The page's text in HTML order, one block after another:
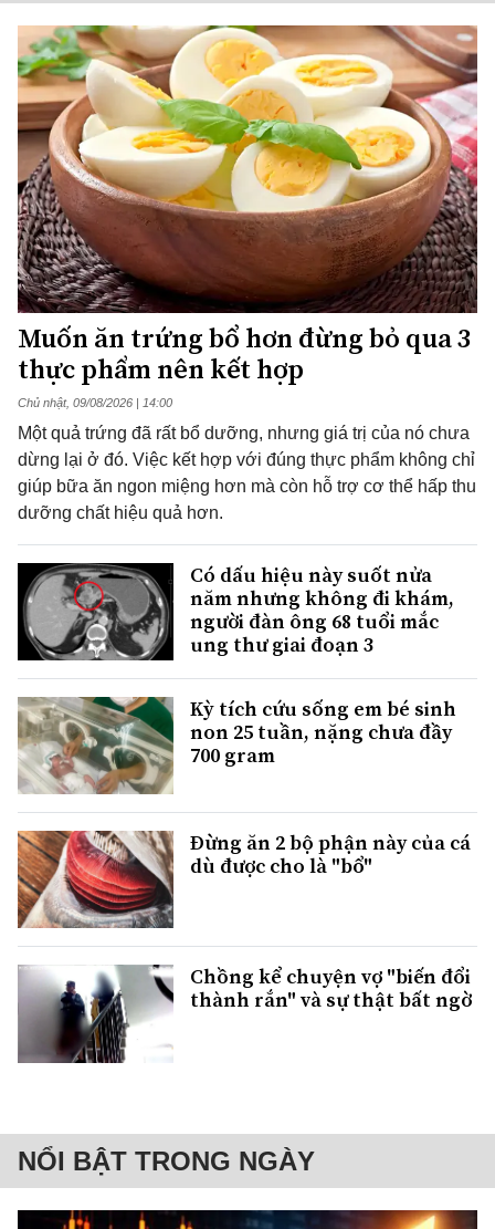
Muốn ăn trứng bổ hơn đừng bỏ qua 3
thực phẩm nên kết hợp
Chủ nhật, 09/08/2026 | 14:00
Một quả trứng đã rất bổ dưỡng, nhưng giá trị của nó chưa
dừng lại ở đó. Việc kết hợp với đúng thực phẩm không chỉ
giúp bữa ăn ngon miệng hơn mà còn hỗ trợ cơ thể hấp thu
dưỡng chất hiệu quả hơn.
Có dấu hiệu này suốt nửa
năm nhưng không đi khám,
người đàn ông 68 tuổi mắc
ung thư giai đoạn 3
Kỳ tích cứu sống em bé sinh
non 25 tuần, nặng chưa đầy
700 gram
Đừng ăn 2 bộ phận này của cá
dù được cho là "bổ"
Chồng kể chuyện vợ "biến đổi
thành rắn" và sự thật bất ngờ
NỔI BẬT TRONG NGÀY